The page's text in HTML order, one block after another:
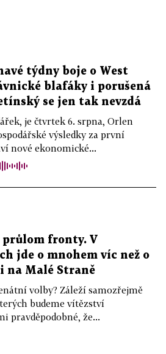
týdny boje o West
blafáky i porušená
se jen tak nevzdá
je čtvrtek 6. srpna, Orlen
výsledky za první
nové ekonomické...
průlom fronty. V
jde o mnohem víc než o
na Malé Straně
volby? Záleží samozřejmě
budeme vítězství
pravděpodobné, že...